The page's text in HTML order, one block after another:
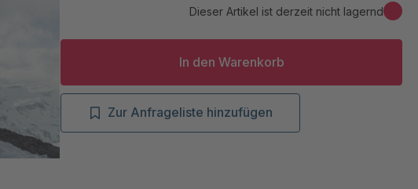
Dieser Artikel ist derzeit nicht lagernd
In den Warenkorb
Zur Anfrageliste hinzufügen